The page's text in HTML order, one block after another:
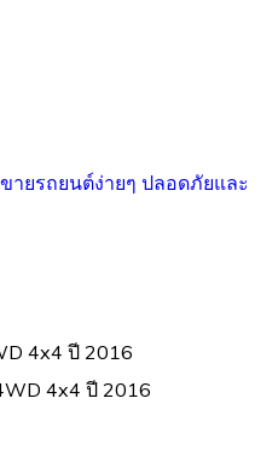
4x4 ปี 2016
4x4 ปี 2016